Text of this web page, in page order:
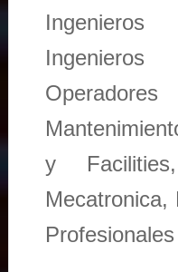
y
Mecatronica,